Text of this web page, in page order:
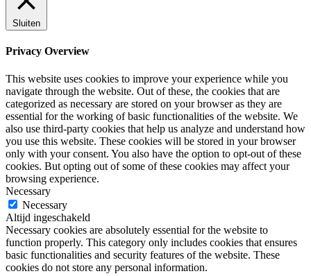
Sluiten
Privacy Overview
This website uses cookies to improve your experience while you
navigate through the website. Out of these, the cookies that are
categorized as necessary are stored on your browser as they are
essential for the working of basic functionalities of the website. We
also use third-party cookies that help us analyze and understand how
you use this website. These cookies will be stored in your browser
only with your consent. You also have the option to opt-out of these
cookies. But opting out of some of these cookies may affect your
browsing experience.
Necessary
Necessary
Altijd ingeschakeld
Necessary cookies are absolutely essential for the website to
function properly. This category only includes cookies that ensures
basic functionalities and security features of the website. These
cookies do not store any personal information.